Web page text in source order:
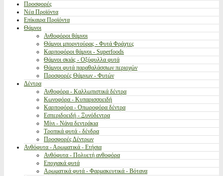
Προσφορές
Νέα Προϊόντα
Επίκαιρα Προϊόντα
Θάμνοι
Ανθοφόροι θάμνοι
Θάμνοι μπορντούρας - Φυτά Φράχτες
Καρποφόροι θάμνοι - Superfoods
Θάμνοι σκιάς - Οξύφυλλα φυτά
Θάμνοι φυτά παραθαλάσσιων περιοχών
Προσφορές Θάμνων - Φυτών
Δέντρα
Ανθοφόρα - Καλλωπιστικά δέντρα
Κωνοφόρα - Κυπαρισσοειδή
Καρποφόρα - Οπωροφόρα δέντρα
Εσπεριδοειδή - Ξυνόδεντρα
Μίνι - Νάνα δεντράκια
Τροπικά φυτά - δένδρα
Προσφορές Δέντρων
Ανθόφυτα - Αρωματικά - Ετήσια
Ανθόφυτα - Πολυετή ανθοφόρα
Εποχιακά φυτά
Αρωματικά φυτά - Φαρμακευτικά - Βότανα